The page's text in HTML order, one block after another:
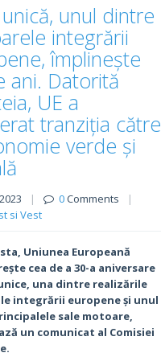
unul dintre
integrării
împlinește
ani. Datorită
UE a
tranziția către
verde și
| 0Comments
|
si Vest
Uniunea Europeană
cea de a 30-a aniversare
una dintre realizările
integrării europene și unul
sale motoare,
un comunicat al Comisiei